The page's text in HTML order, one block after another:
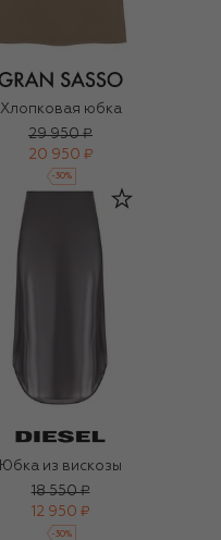
Хлопковая юбка
29 950 ₽
20 950 ₽
-30%
Юбка из вискозы
18 550 ₽
12 950 ₽
-30%